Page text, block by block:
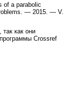
of a parabolic
— 2015 . — V.
как они
Crossref